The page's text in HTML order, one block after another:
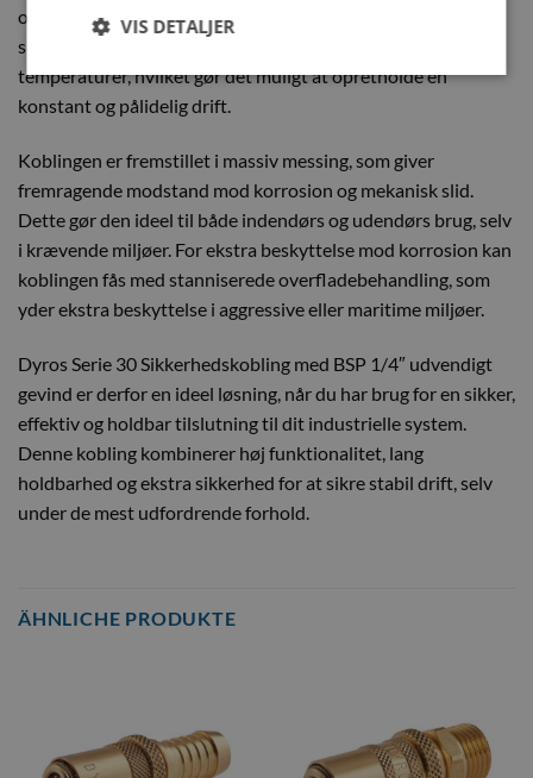
og tryktab holdes på et minimum. Denne flowkapacitet
sikrer, at systemet fungerer effektivt, selv under høje tryk og
temperaturer, hvilket gør det muligt at opretholde en
konstant og pålidelig drift.
Koblingen er fremstillet i massiv messing, som giver
fremragende modstand mod korrosion og mekanisk slid.
Dette gør den ideel til både indendørs og udendørs brug, selv
i krævende miljøer. For ekstra beskyttelse mod korrosion kan
koblingen fås med stanniserede overfladebehandling, som
yder ekstra beskyttelse i aggressive eller maritime miljøer.
Dyros Serie 30 Sikkerhedskobling med BSP 1/4″ udvendigt
gevind er derfor en ideel løsning, når du har brug for en sikker,
effektiv og holdbar tilslutning til dit industrielle system.
Denne kobling kombinerer høj funktionalitet, lang
holdbarhed og ekstra sikkerhed for at sikre stabil drift, selv
under de mest udfordrende forhold.
ÄHNLICHE PRODUKTE
VIS DETALJER